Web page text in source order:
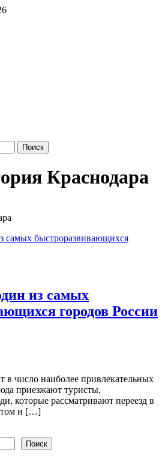
Краснодара
из самых
городов России
в число наиболее привлекательных
приезжают туристы,
которые рассматривают переезд в
и […]
Поиск